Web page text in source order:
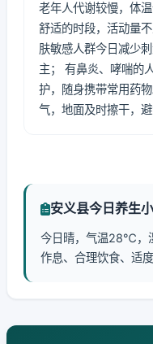
老年人代谢较慢，体
舒适的时段，活动量
肤敏感人群今日减少
主； 有鼻炎、哮喘的
护，随身携带常用药
气，地面及时擦干，避
安义县今日养生小
今日晴，气温28℃，
作息、合理饮食、适